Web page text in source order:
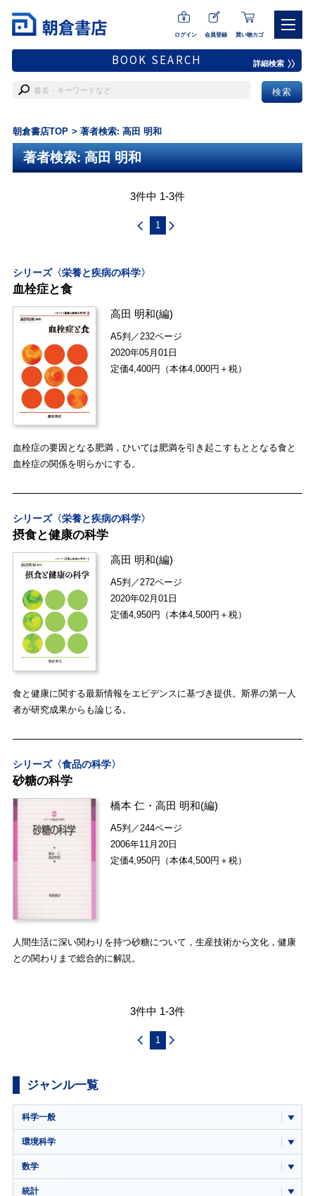
ログイン 会員登録 買い物カゴ
BOOK SEARCH 詳細検索
朝倉書店TOP 著者検索: 高田 明和
著者検索: 高田 明和
3件中 1-3件
1
シリーズ〈栄養と疾病の科学〉
血栓症と食
高田 明和(編)
A5判／232ページ
2020年05月01日
定価4,400円（本体4,000円＋税）
血栓症の要因となる肥満，ひいては肥満を引き起こすもととなる食と
血栓症の関係を明らかにする。
シリーズ〈栄養と疾病の科学〉
摂食と健康の科学
高田 明和(編)
A5判／272ページ
2020年02月01日
定価4,950円（本体4,500円＋税）
食と健康に関する最新情報をエビデンスに基づき提供。斯界の第一人
者が研究成果からも論じる。
シリーズ〈食品の科学〉
砂糖の科学
橋本 仁 ・高田 明和(編)
A5判／244ページ
2006年11月20日
定価4,950円（本体4,500円＋税）
人間生活に深い関わりを持つ砂糖について，生産技術から文化，健康
との関わりまで総合的に解説。
3件中 1-3件
1
ジャンル一覧
科学一般
環境科学
数学
統計